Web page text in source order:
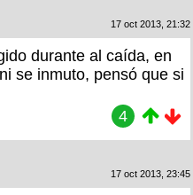
17 oct 2013, 21:32
durante al caída, en
se inmuto, pensó que si
4
17 oct 2013, 23:45